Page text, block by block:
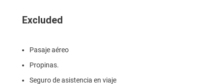
Excluded
Pasaje aéreo
Propinas.
Seguro de asistencia en viaje